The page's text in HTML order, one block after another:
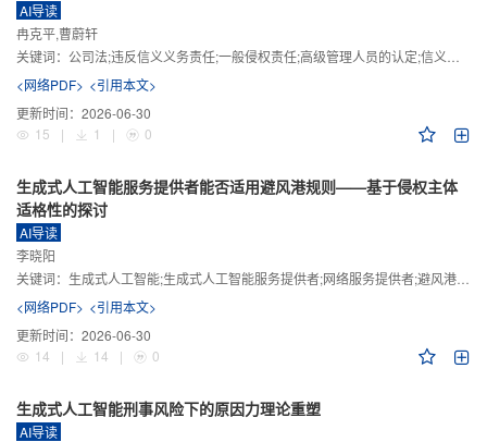
AI导读
冉克平,曹蔚轩
关键词： 公司法;违反信义义务责任;一般侵权责任;高级管理人员的认定;信义义务
<网络PDF> <引用本文>
更新时间： 2026-06-30
15
| 1 | 0
生成式人工智能服务提供者能否适用避风港规则——基于侵权主体
适格性的探讨
AI导读
李晓阳
关键词： 生成式人工智能;生成式人工智能服务提供者;网络服务提供者;避风港规则;版权责任
<网络PDF> <引用本文>
更新时间： 2026-06-30
14
| 14 | 0
生成式人工智能刑事风险下的原因力理论重塑
AI导读